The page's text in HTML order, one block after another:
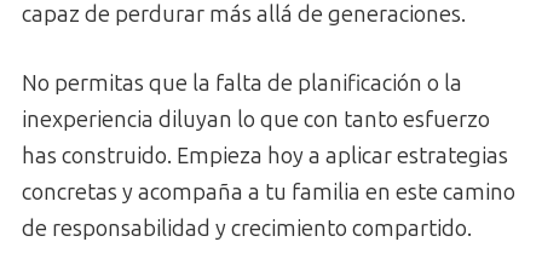
capaz de perdurar más allá de generaciones.
No permitas que la falta de planificación o la
inexperiencia diluyan lo que con tanto esfuerzo
has construido. Empieza hoy a aplicar estrategias
concretas y acompaña a tu familia en este camino
de responsabilidad y crecimiento compartido.